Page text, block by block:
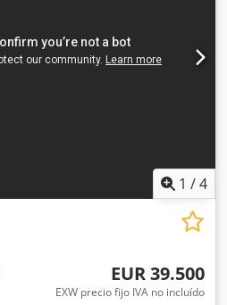
piezas individuales hasta 8 m
máximo de la madera
tablero ancho 310/180 mm -
1 /4
EUR 39.500
EXW precio fijo IVA no incluído